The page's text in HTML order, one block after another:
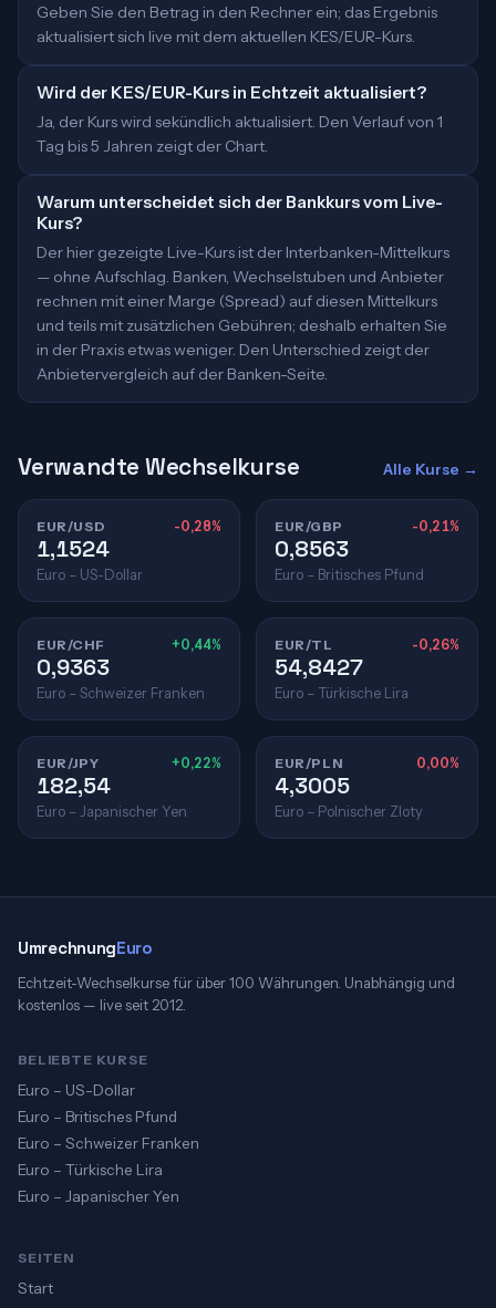
Geben Sie den Betrag in den Rechner ein; das Ergebnis
aktualisiert sich live mit dem aktuellen KES/EUR-Kurs.
Wird der KES/EUR-Kurs in Echtzeit aktualisiert?
Ja, der Kurs wird sekündlich aktualisiert. Den Verlauf von 1
Tag bis 5 Jahren zeigt der Chart.
Warum unterscheidet sich der Bankkurs vom Live-
Kurs?
Der hier gezeigte Live-Kurs ist der Interbanken-Mittelkurs
— ohne Aufschlag. Banken, Wechselstuben und Anbieter
rechnen mit einer Marge (Spread) auf diesen Mittelkurs
und teils mit zusätzlichen Gebühren; deshalb erhalten Sie
in der Praxis etwas weniger. Den Unterschied zeigt der
Anbietervergleich auf der Banken-Seite.
Verwandte Wechselkurse Alle Kurse →
EUR/USD -0,28%
1,1524
Euro – US-Dollar
EUR/GBP -0,21%
0,8563
Euro – Britisches Pfund
EUR/CHF +0,44%
0,9363
Euro – Schweizer Franken
EUR/TL -0,26%
54,8427
Euro – Türkische Lira
EUR/JPY +0,22%
182,54
Euro – Japanischer Yen
EUR/PLN 0,00%
4,3005
Euro – Polnischer Zloty
UmrechnungEuro
Echtzeit-Wechselkurse für über 100 Währungen. Unabhängig und
kostenlos — live seit 2012.
BELIEBTE KURSE
Euro – US-Dollar
Euro – Britisches Pfund
Euro – Schweizer Franken
Euro – Türkische Lira
Euro – Japanischer Yen
SEITEN
Start